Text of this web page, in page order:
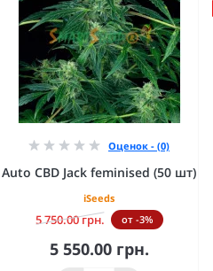
Оценок - (0)
Auto CBD Jack feminised (50 шт)
iSeeds
5 750.00 грн. от -3%
5 550.00 грн.